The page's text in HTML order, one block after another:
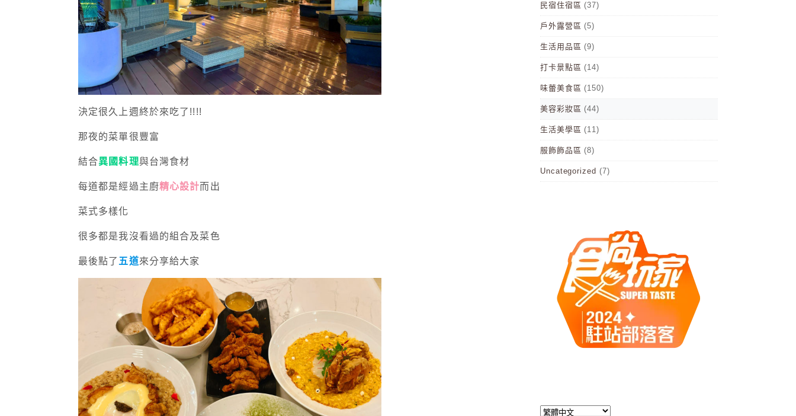
決定很久上週終於來吃了!!!!
那夜的菜單很豐富
結合異國料理與台灣食材
每道都是經過主廚精心設計而出
菜式多樣化
很多都是我沒看過的組合及菜色
最後點了 五道來分享給大家
民宿住宿區 (37)
戶外露營區 (5)
生活用品區 (9)
打卡景點區 (14)
味蕾美食區 (150)
美容彩妝區 (44)
生活美學區 (11)
服飾飾品區 (8)
Uncategorized (7)